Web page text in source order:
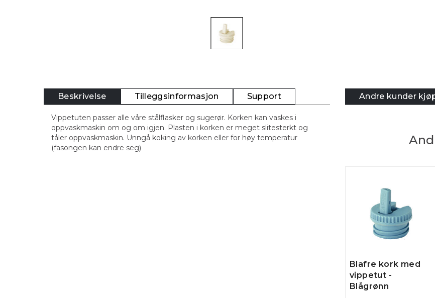
Beskrivelse Tilleggsinformasjon Support
Vippetuten passer alle våre stålflasker og sugerør. Korken kan vaskes i
oppvaskmaskin om og om igjen. Plasten i korken er meget slitesterkt og
tåler oppvaskmaskin. Unngå koking av korken eller for høy temperatur
(fasongen kan endre seg)
Andre kunder
Blafre kork med
vippetut -
Blågrønn